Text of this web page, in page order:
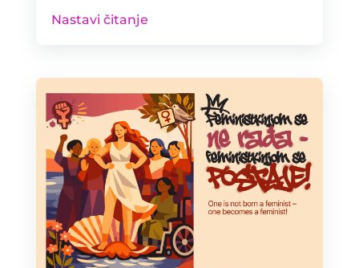
Nastavi čitanje